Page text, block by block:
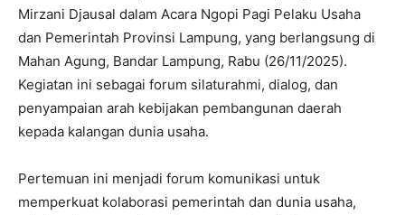
Mirzani Djausal dalam Acara Ngopi Pagi Pelaku Usaha
dan Pemerintah Provinsi Lampung, yang berlangsung di
Mahan Agung, Bandar Lampung, Rabu (26/11/2025).
Kegiatan ini sebagai forum silaturahmi, dialog, dan
penyampaian arah kebijakan pembangunan daerah
kepada kalangan dunia usaha.
Pertemuan ini menjadi forum komunikasi untuk
memperkuat kolaborasi pemerintah dan dunia usaha,